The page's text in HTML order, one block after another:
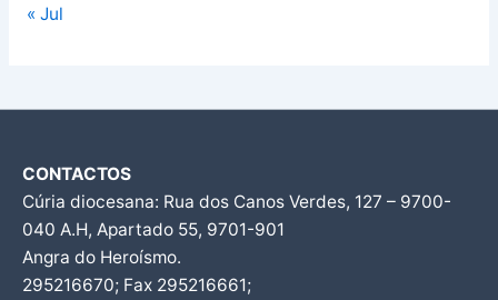
« Jul
CONTACTOS
Cúria diocesana: Rua dos Canos Verdes, 127 – 9700-
040 A.H, Apartado 55, 9701-901
Angra do Heroísmo.
295216670; Fax 295216661;